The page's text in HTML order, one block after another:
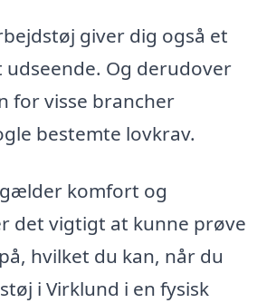
giver dig også et
Og derudover
for visse brancher
bestemte lovkrav.
komfort og
det vigtigt at kunne prøve
hvilket du kan, når du
i Virklund i en fysisk